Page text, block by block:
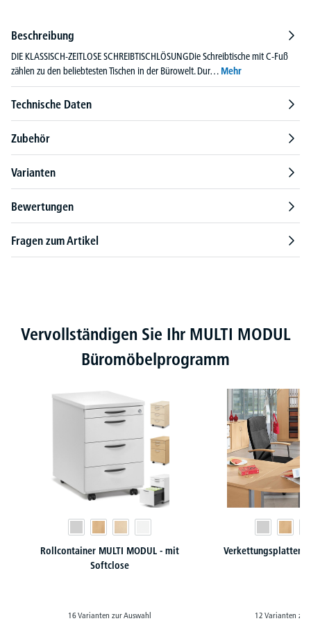
Beschreibung
DIE KLASSISCH-ZEITLOSE SCHREIBTISCHLÖSUNGDie Schreibtische mit C-Fuß
zählen zu den beliebtesten Tischen in der Bürowelt. Dur… Mehr
Technische Daten
Zubehör
Varianten
Bewertungen
Fragen zum Artikel
Produktgalerie überspringen
Vervollständigen Sie Ihr MULTI MODUL
Büromöbelprogramm
Rollcontainer MULTI MODUL - mit
Softclose
16 Varianten zur Auswahl
Verkettungsplatten
12 Varianten zur